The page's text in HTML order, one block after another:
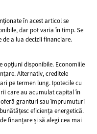
în acest articol se
dar pot varia în timp. Se
de a lua decizii financiare.
opțiuni disponibile. Economiile
Alternativ, creditele
pe termen lung. Ipotecile cu
care au acumulat capital în
oferă granturi sau împrumuturi
eficiența energetică.
finanțare și să alegi cea mai